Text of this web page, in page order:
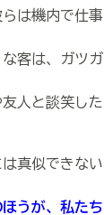
は機内で仕事
客は、ガツガ
人と談笑した
真似できない
うが、私たち